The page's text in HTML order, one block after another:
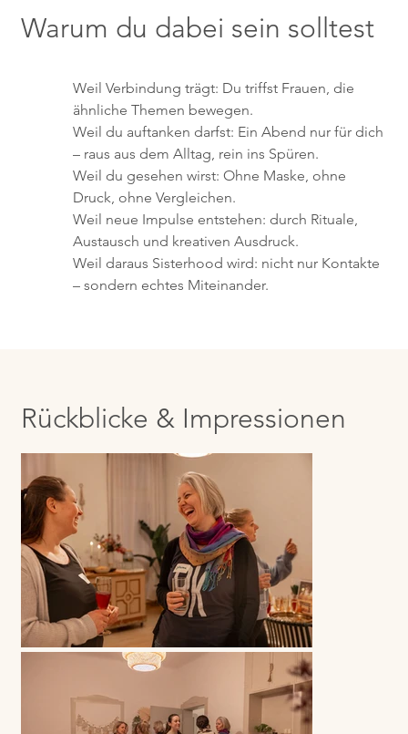
Warum du dabei sein solltest
Weil Verbindung trägt: Du triffst Frauen, die
ähnliche Themen bewegen.
Weil du auftanken darfst: Ein Abend nur für dich
– raus aus dem Alltag, rein ins Spüren.
Weil du gesehen wirst: Ohne Maske, ohne
Druck, ohne Vergleichen.
Weil neue Impulse entstehen: durch Rituale,
Austausch und kreativen Ausdruck.
Weil daraus Sisterhood wird: nicht nur Kontakte
– sondern echtes Miteinander.
Rückblicke & Impressionen